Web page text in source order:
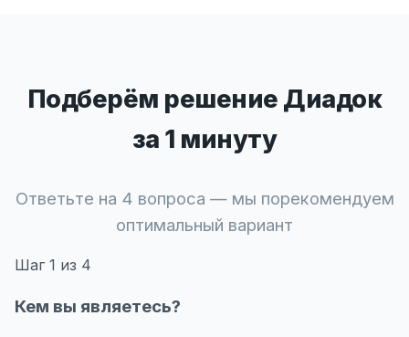
Подберём решение Диадок
за 1 минуту
Ответьте на 4 вопроса — мы порекомендуем
оптимальный вариант
Шаг 1 из 4
Кем вы являетесь?